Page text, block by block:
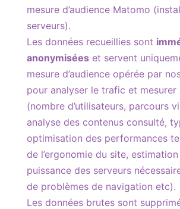
mesure d’audience Matomo
serveurs).
Les données recueillies sont
anonymiséeset servent
mesure d’audience opérée par
pour analyser le trafic et mesurer
(nombre d’utilisateurs, parcours
analyse des contenus consulté,
optimisation des performances
de l’ergonomie du site,
puissance des serveurs
de problèmes de navigation etc).
Les données brutes sont